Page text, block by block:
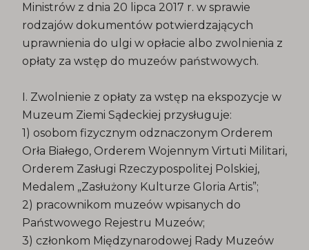
Ministrów z dnia 20 lipca 2017 r. w sprawie
rodzajów dokumentów potwierdzających
uprawnienia do ulgi w opłacie albo zwolnienia z
opłaty za wstęp do muzeów państwowych.
I. Zwolnienie z opłaty za wstęp na ekspozycje w
Muzeum Ziemi Sądeckiej przysługuje:
1) osobom fizycznym odznaczonym Orderem
Orła Białego, Orderem Wojennym Virtuti Militari,
Orderem Zasługi Rzeczypospolitej Polskiej,
Medalem „Zasłużony Kulturze Gloria Artis”;
2) pracownikom muzeów wpisanych do
Państwowego Rejestru Muzeów;
3) członkom Międzynarodowej Rady Muzeów